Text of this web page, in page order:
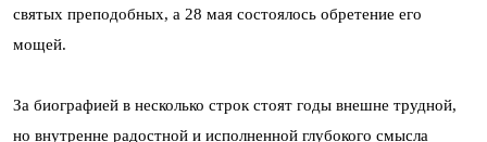
святых преподобных, а 28 мая состоялось обретение его
мощей.
За биографией в несколько строк стоят годы внешне трудной,
но внутренне радостной и исполненной глубокого смысла